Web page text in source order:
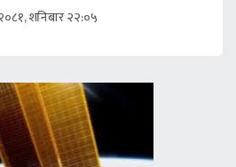
शनिबार २२:०५